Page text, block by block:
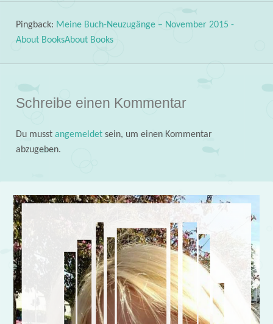
Pingback: Meine Buch-Neuzugänge – November 2015 -
About BooksAbout Books
Schreibe einen Kommentar
Du musst angemeldetsein, um einen Kommentar
abzugeben.